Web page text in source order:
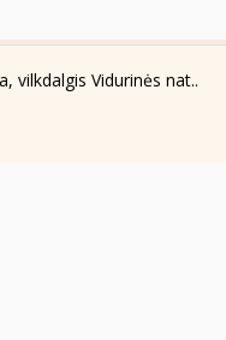
vilkdalgis Vidurinės nat..